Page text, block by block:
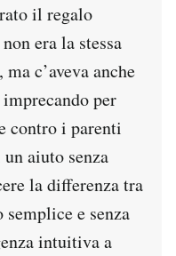
il regalo
era la stessa
c’aveva anche
per
contro i parenti
aiuto senza
la differenza tra
e senza
intuitiva a